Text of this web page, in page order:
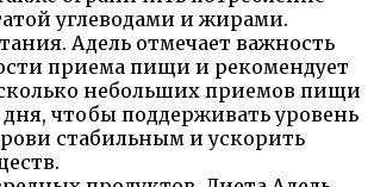
углеводами и жирами.
Адель отмечает важность
приема пищи и рекомендует
небольших приемов пищи
дня, чтобы поддерживать уровень
стабильным и ускорить